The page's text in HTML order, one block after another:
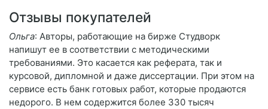
Отзывы покупателей
Ольга: Авторы, работающие на бирже Студворк
напишут ее в соответствии с методическими
требованиями. Это касается как реферата, так и
курсовой, дипломной и даже диссертации. При этом на
сервисе есть банк готовых работ, которые продаются
недорого. В нем содержится более 330 тысяч